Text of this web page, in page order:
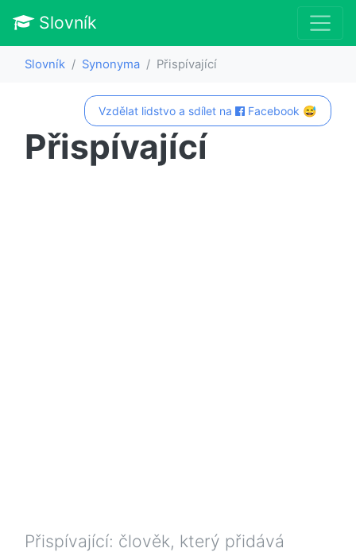
Slovník
Slovník Synonyma Přispívající
Vzdělat lidstvo a sdílet na Facebook 😅
Přispívající
Přispívající: člověk, který přidává